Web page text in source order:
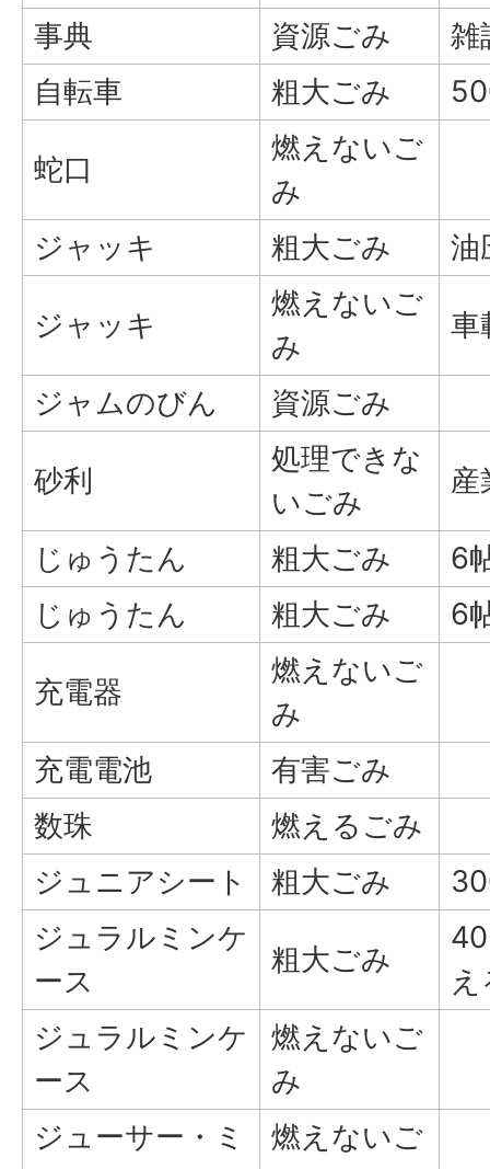
事典
資源ごみ
雑
自転車
粗大ごみ
蛇口
燃えないご
み
ジャッキ
粗大ごみ 油
ジャッキ
燃えないご
み
車
ジャムのびん 資源ごみ
砂利
処理できな
いごみ
産
じゅうたん 粗大ごみ
6
じゅうたん
粗大ごみ 6
充電器
燃えないご
み
充電電池
有害ごみ
数珠
燃えるごみ
ジュニアシート
粗大ごみ
ジュラルミンケ
ース
粗大ごみ
ジュラルミンケ
ース
燃えないご
み
ジューサー・ミ
燃えないご